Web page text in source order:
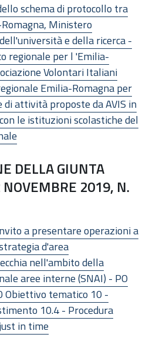
schema di protocollo tra
Ministero
e della ricerca -
regionale per l 'Emilia-
Volontari Italiani
Emilia-Romagna per
di attività proposte da AVIS in
le istituzioni scolastiche del
DELLA GIUNTA
NOVEMBRE 2019, N.
a presentare operazioni a
d'area
nell'ambito della
aree interne (SNAI) - PO
Obiettivo tematico 10 -
10.4 - Procedura
in time